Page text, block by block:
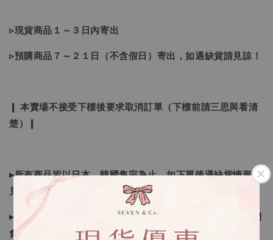
▹現貨商品１～３日內寄出
▹預購商品７～２１日（不含假日）寄出，如遇缺貨請見諒！
❙ 本賣場不接受下標後要求取消訂單（下標前請三思與看清
楚）❙
▸所有商品皆以日本、韓國售完為止，如下單後遇缺貨情形請
見諒
▸因日本商品貨況和價格是浮動的，若遇到缺貨或者調價我們
會視情況等待下單，若您想要知道即時貨況還請主動聯繫後